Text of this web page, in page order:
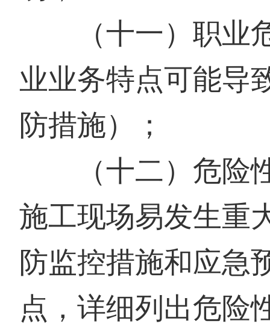
（十一）职业
业业务特点可能导
防措施）；
（十二）危险
施工现场易发生重
防监控措施和应急
点，详细列出危险